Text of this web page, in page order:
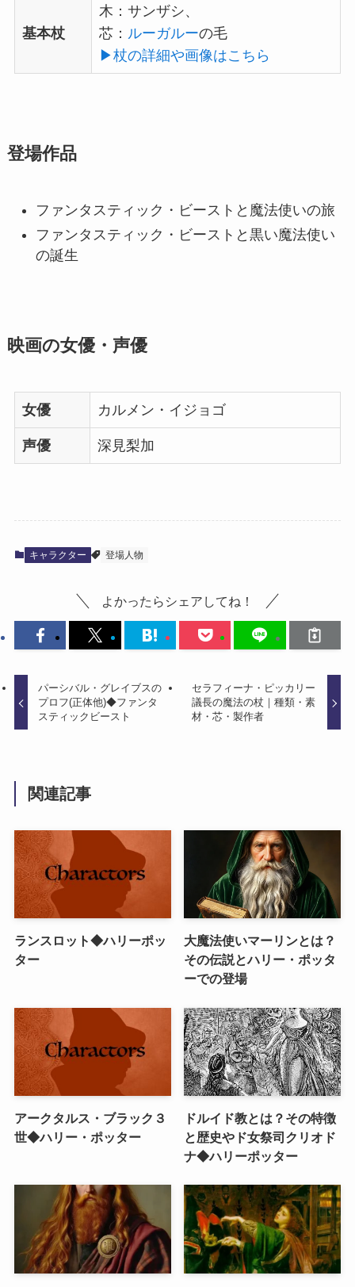
基本杖
木：サンザシ、
芯： ルーガルーの毛
▶︎杖の詳細や画像はこちら
登場作品
ファンタスティック・ビーストと魔法使いの旅
ファンタスティック・ビーストと黒い魔法使い
の誕生
映画の女優・声優
女優 カルメン・イジョゴ
声優 深見梨加
キャラクター 登場人物
よかったらシェアしてね！
パーシバル・グレイブスの
プロフ(正体他)◆ファンタ
スティックビースト
セラフィーナ・ピッカリー
議長の魔法の杖｜種類・素
材・芯・製作者
関連記事
ランスロット◆ハリーポッ
ター
大魔法使いマーリンとは？
その伝説とハリー・ポッタ
ーでの登場
アークタルス・ブラック３
世◆ハリー・ポッター
ドルイド教とは？その特徴
と歴史やド女祭司クリオド
ナ◆ハリーポッター